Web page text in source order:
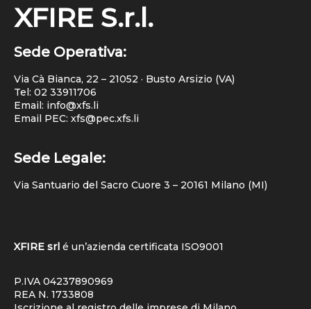
XFIRE S.r.l.
Sede Operativa:
Via Cà Bianca, 22 – 21052 · Busto Arsizio (VA)
Tel: 02 33911706
Email: info@xfs.li
Email PEC: xfs@pec.xfs.li
Sede Legale:
Via Santuario del Sacro Cuore 3 – 20161 Milano (MI)
XFIRE srl é un’azienda certificata ISO9001
P.IVA 04237890969
REA N. 1733808